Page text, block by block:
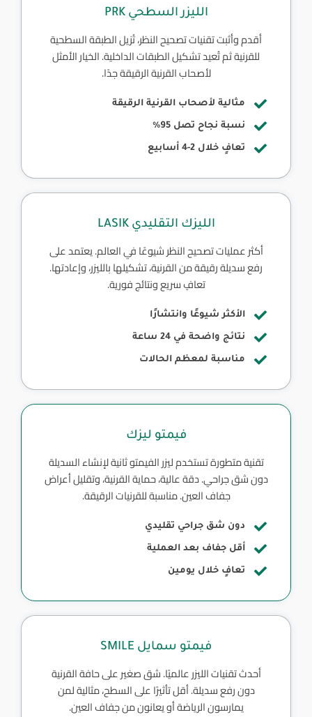
الليزر السطحي PRK
أقدم وأثبت تقنيات تصحيح النظر، تُزيل الطبقة السطحية
للقرنية ثم تُعيد تشكيل الطبقات الداخلية. الخيار الأمثل
لأصحاب القرنية الرقيقة جدًا.
مثالية لأصحاب القرنية الرقيقة
نسبة نجاح تصل 95%
تعافٍ خلال 2-4 أسابيع
الليزك التقليدي LASIK
أكثر عمليات تصحيح النظر شيوعًا في العالم. يعتمد على
رفع سديلة رقيقة من القرنية، تشكيلها بالليزر، وإعادتها.
تعافٍ سريع ونتائج فورية.
الأكثر شيوعًا وانتشارًا
نتائج واضحة في 24 ساعة
مناسبة لمعظم الحالات
فيمتو ليزك
تقنية متطورة تستخدم ليزر الفيمتو ثانية لإنشاء السديلة
دون شق جراحي. دقة عالية، حماية القرنية، وتقليل أعراض
جفاف العين. مناسبة للقرنيات الرقيقة.
دون شق جراحي تقليدي
أقل جفاف بعد العملية
تعافٍ خلال يومين
فيمتو سمايل SMILE
أحدث تقنيات الليزر عالميًا. شق صغير على حافة القرنية
دون رفع سديلة. أقل تأثيرًا على السطح، مثالية لمن
يمارسون الرياضة أو يعانون من جفاف العين.